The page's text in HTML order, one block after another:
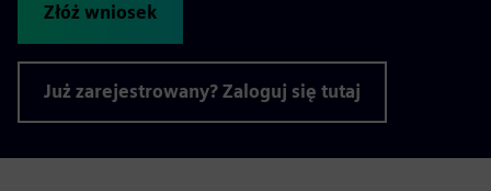
Złóż wniosek
Już zarejestrowany? Zaloguj się tutaj